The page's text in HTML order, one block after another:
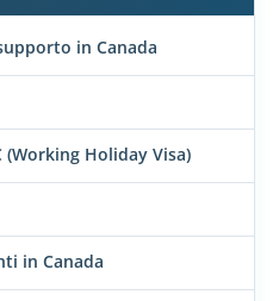
in Canada
Holiday Visa)
in Canada